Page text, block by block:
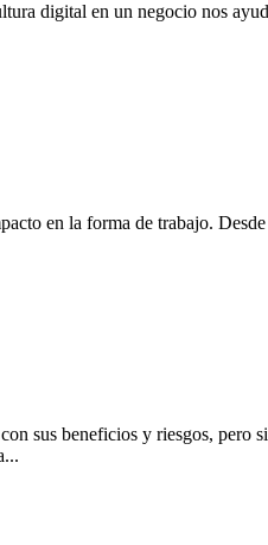
digital en un negocio nos
en la forma de trabajo.
sus beneficios y riesgos, pero